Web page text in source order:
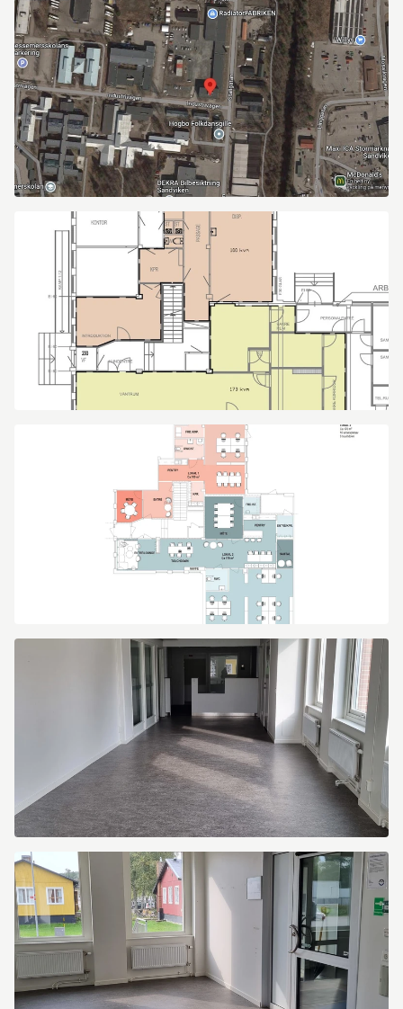
Industrivägen
2
Industrivägen
Industrivägen
2